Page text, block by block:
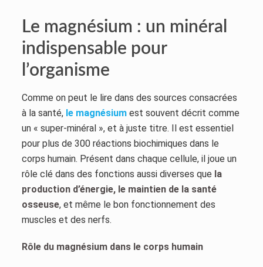
Le magnésium : un minéral
indispensable pour
l’organisme
Comme on peut le lire dans des sources consacrées
à la santé, le magnésiumest souvent décrit comme
un « super-minéral », et à juste titre. Il est essentiel
pour plus de 300 réactions biochimiques dans le
corps humain. Présent dans chaque cellule, il joue un
rôle clé dans des fonctions aussi diverses que la
production d’énergie, le maintien de la santé
osseuse, et même le bon fonctionnement des
muscles et des nerfs.
Rôle du magnésium dans le corps humain